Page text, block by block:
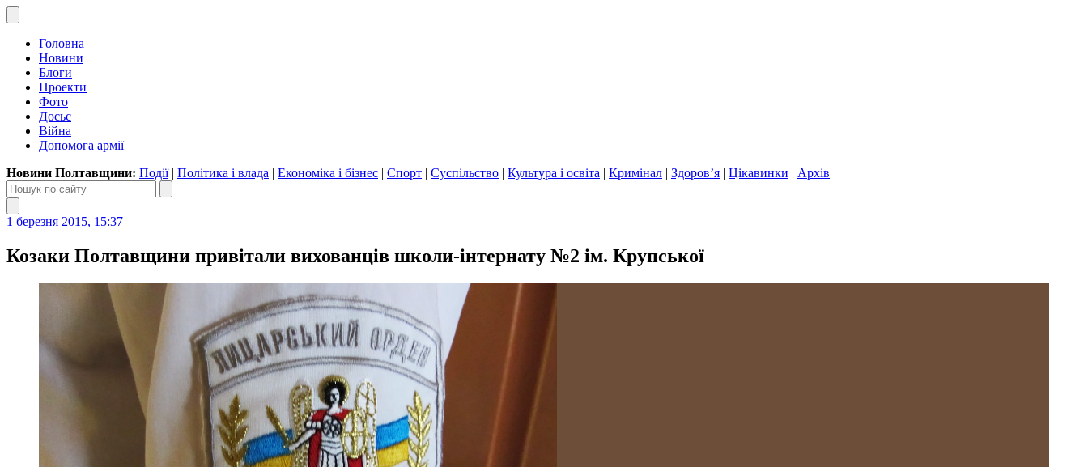
Головна
Новини
Блоги
Проекти
Фото
Досьє
Війна
Допомога армії
Новини Полтавщини: Події| Політика і влада | Економіка і бізнес | Спорт | Суспільство | Культура і освіта | Кримінал | Здоров’я | Цікавинки | Архів
1 березня 2015, 15:37
Козаки Полтавщини привітали вихованців школи-інтернату №2 ім. Крупської